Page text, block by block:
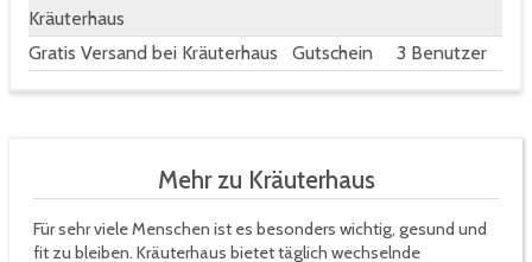
Kräuterhaus
Gratis Versand bei Kräuterhaus Gutschein 3 Benutzer
Mehr zu Kräuterhaus
Für sehr viele Menschen ist es besonders wichtig, gesund und
fit zu bleiben. Kräuterhaus bietet täglich wechselnde